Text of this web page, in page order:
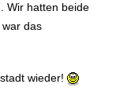
Wir hatten beide
war das
wieder!